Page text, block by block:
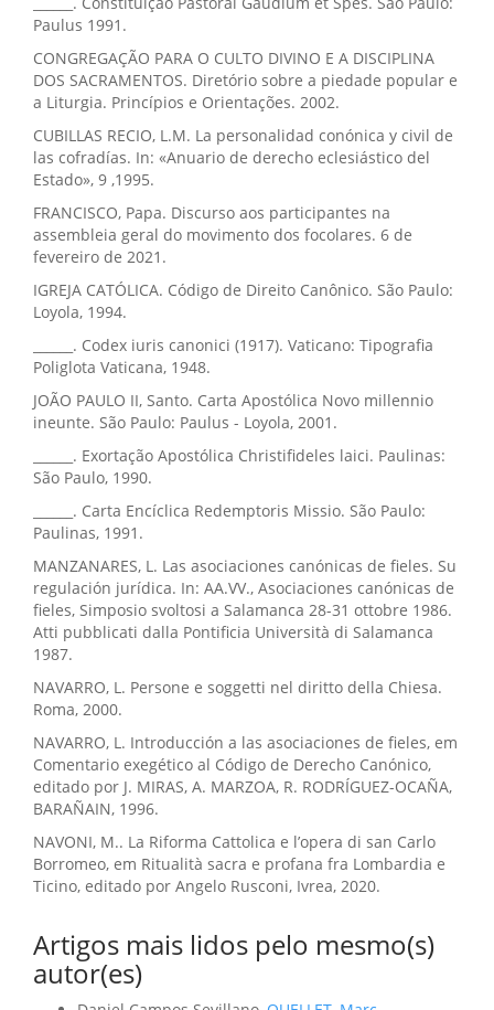
Paulus 1991.
CONGREGAÇÃO PARA O CULTO DIVINO E A DISCIPLINA
DOS SACRAMENTOS. Diretório sobre a piedade popular e
a Liturgia. Princípios e Orientações. 2002.
CUBILLAS RECIO, L.M. La personalidad conónica y civil de
las cofradías. In: «Anuario de derecho eclesiástico del
Estado», 9 ,1995.
FRANCISCO, Papa. Discurso aos participantes na
assembleia geral do movimento dos focolares. 6 de
fevereiro de 2021.
IGREJA CATÓLICA. Código de Direito Canônico. São Paulo:
Loyola, 1994.
______. Codex iuris canonici (1917). Vaticano: Tipografia
Poliglota Vaticana, 1948.
JOÃO PAULO II, Santo. Carta Apostólica Novo millennio
ineunte. São Paulo: Paulus - Loyola, 2001.
______. Exortação Apostólica Christifideles laici. Paulinas:
São Paulo, 1990.
______. Carta Encíclica Redemptoris Missio. São Paulo:
Paulinas, 1991.
MANZANARES, L. Las asociaciones canónicas de fieles. Su
regulación jurídica. In: AA.VV., Asociaciones canónicas de
fieles, Simposio svoltosi a Salamanca 28-31 ottobre 1986.
Atti pubblicati dalla Pontificia Università di Salamanca
1987.
NAVARRO, L. Persone e soggetti nel diritto della Chiesa.
Roma, 2000.
NAVARRO, L. Introducción a las asociaciones de fieles, em
Comentario exegético al Código de Derecho Canónico,
editado por J. MIRAS, A. MARZOA, R. RODRÍGUEZ-OCAÑA,
BARAÑAIN, 1996.
NAVONI, M.. La Riforma Cattolica e l’opera di san Carlo
Borromeo, em Ritualità sacra e profana fra Lombardia e
Ticino, editado por Angelo Rusconi, Ivrea, 2020.
Artigos mais lidos pelo mesmo(s)
autor(es)